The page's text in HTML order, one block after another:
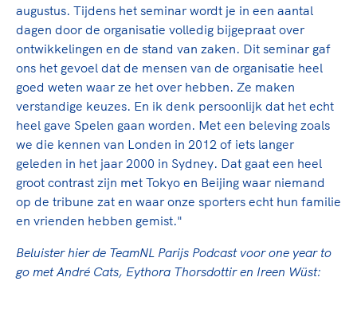
augustus. Tijdens het seminar wordt je in een aantal
dagen door de organisatie volledig bijgepraat over
ontwikkelingen en de stand van zaken. Dit seminar gaf
ons het gevoel dat de mensen van de organisatie heel
goed weten waar ze het over hebben. Ze maken
verstandige keuzes. En ik denk persoonlijk dat het echt
heel gave Spelen gaan worden. Met een beleving zoals
we die kennen van Londen in 2012 of iets langer
geleden in het jaar 2000 in Sydney. Dat gaat een heel
groot contrast zijn met Tokyo en Beijing waar niemand
op de tribune zat en waar onze sporters echt hun familie
en vrienden hebben gemist."
Beluister hier de TeamNL Parijs Podcast voor one year to
go met André Cats, Eythora Thorsdottir en Ireen Wüst: